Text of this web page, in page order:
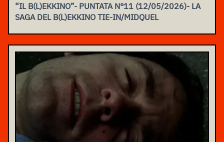
“IL B(L)EKKINO”- PUNTATA N°11 (12/05/2026)- LA
SAGA DEL B(L)EKKINO TIE-IN/MIDQUEL